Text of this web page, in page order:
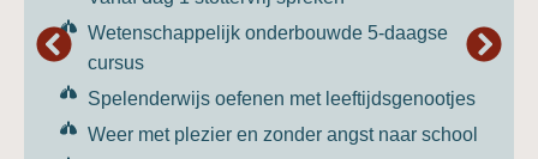
Wetenschappelijk onderbouwde 5-daagse
cursus
Spelenderwijs oefenen met leeftijdsgenootjes
Weer met plezier en zonder angst naar school